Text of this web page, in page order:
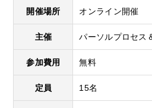
開催場所 オンライン開催
主催 パーソルプロセス
参加費用 無料
定員 15名